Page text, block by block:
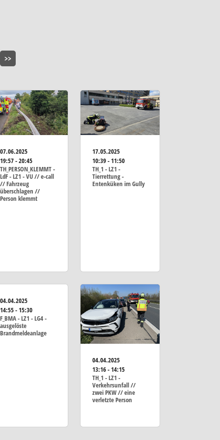
>>
07.06.2025
19:57 - 20:45
TH_PERSON_KLEMMT -
LdF - LZ1 - VU // e-call
// Fahrzeug
überschlagen //
Person klemmt
17.05.2025
10:39 - 11:50
TH_1 - LZ1 -
Tierrettung -
Entenküken im Gully
04.04.2025
14:55 - 15:30
F_BMA - LZ1 - LG4 -
ausgelöste
Brandmeldeanlage
04.04.2025
13:16 - 14:15
TH_1 - LZ1 -
Verkehrsunfall //
zwei PKW // eine
verletzte Person